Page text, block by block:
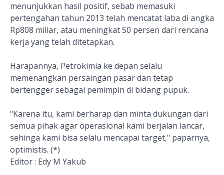
menunjukkan hasil positif, sebab memasuki
pertengahan tahun 2013 telah mencatat laba di angka
Rp808 miliar, atau meningkat 50 persen dari rencana
kerja yang telah ditetapkan.
Harapannya, Petrokimia ke depan selalu
memenangkan persaingan pasar dan tetap
bertengger sebagai pemimpin di bidang pupuk.
"Karena itu, kami berharap dan minta dukungan dari
semua pihak agar operasional kami berjalan lancar,
sehinga kami bisa selalu mencapai target," paparnya,
optimistis. (*)
Editor : Edy M Yakub